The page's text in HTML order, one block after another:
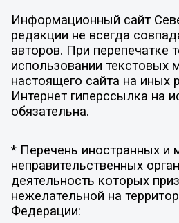
Информационный сайт
редакции не всегда
авторов. При перепечатке
использовании текстовых
настоящего сайта на иных
Интернет гиперссылка на
обязательна.
* Перечень иностранных и
неправительственных
деятельность которых
нежелательной на
Федерации: